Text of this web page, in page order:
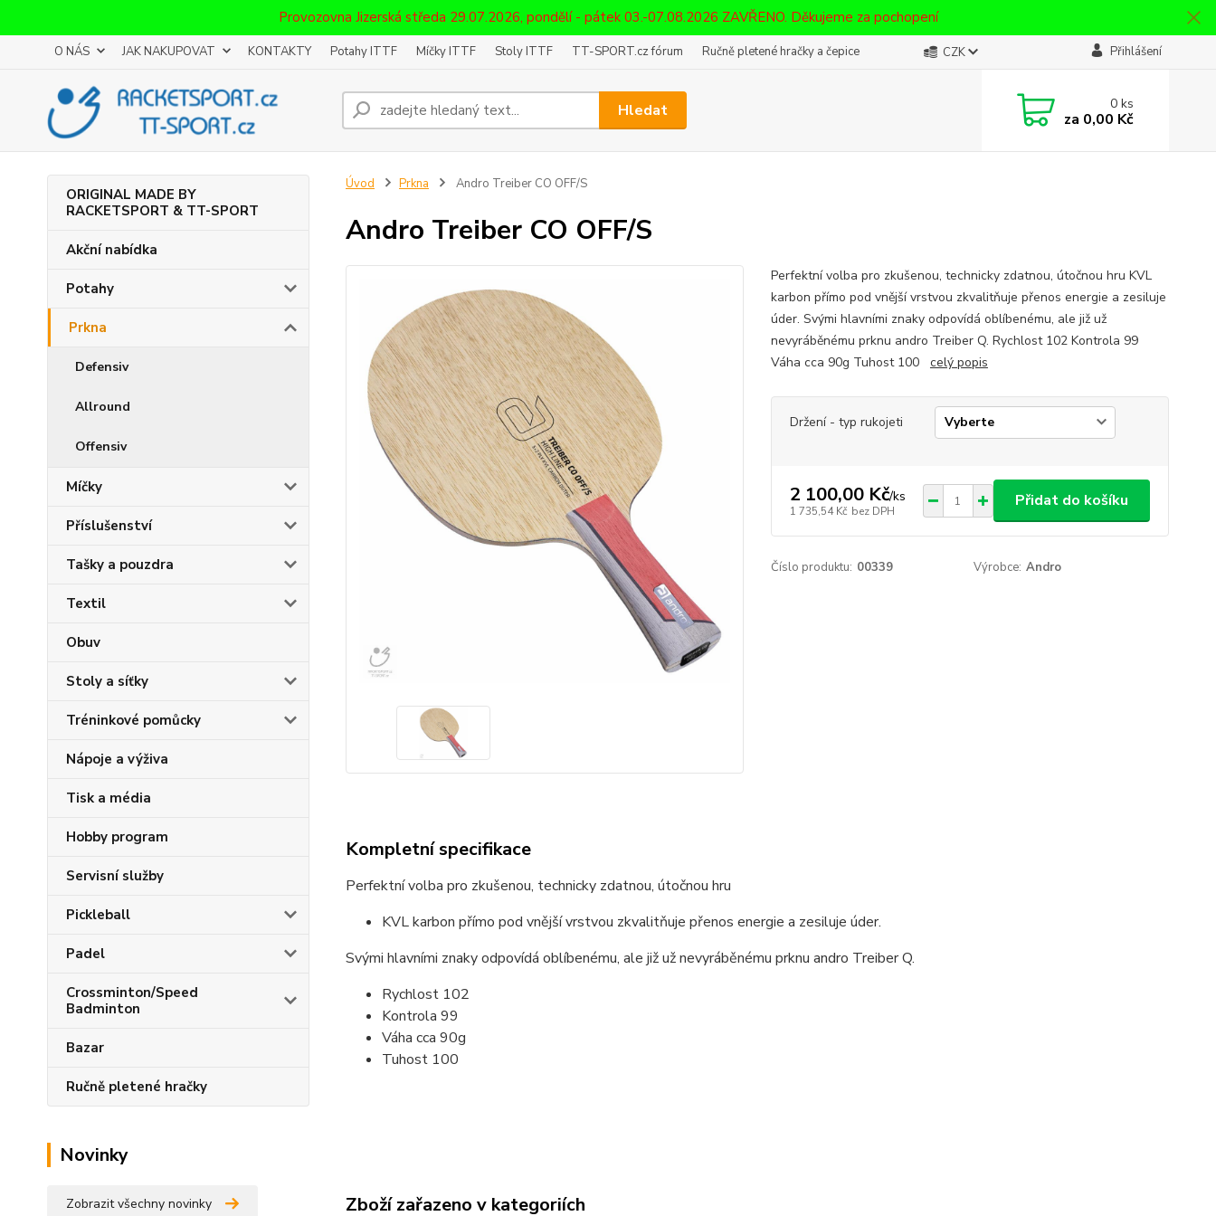
Provozovna Jizerská středa 29.07.2026, pondělí - pátek 03.-07.08.2026 ZAVŘENO. Děkujeme za pochopení
O NÁS JAK NAKUPOVAT KONTAKTY Potahy ITTF Míčky ITTF Stoly ITTF TT-SPORT.cz fórum Ručně pletené hračky a čepice CZK Přihlášení
Hledat 0ks
za 0,00 Kč
ORIGINAL MADE BY
RACKETSPORT & TT-SPORT
Akční nabídka
Potahy
Prkna
Defensiv
Allround
Offensiv
Míčky
Příslušenství
Tašky a pouzdra
Textil
Obuv
Stoly a síťky
Tréninkové pomůcky
Nápoje a výživa
Tisk a média
Hobby program
Servisní služby
Pickleball
Padel
Crossminton/Speed
Badminton
Bazar
Ručně pletené hračky
Novinky
Zobrazit všechny novinky
Úvod Prkna Andro Treiber CO OFF/S
Andro Treiber CO OFF/S
Perfektní volba pro zkušenou, technicky zdatnou, útočnou hru KVL
karbon přímo pod vnější vrstvou zkvalitňuje přenos energie a zesiluje
úder. Svými hlavními znaky odpovídá oblíbenému, ale již už
nevyráběnému prknu andro Treiber Q. Rychlost 102 Kontrola 99
Váha cca 90g Tuhost 100 celý popis
Držení - typ rukojeti
2 100,00 Kč/ks
1 735,54 Kč bez DPH
Přidat do košíku
Číslo produktu: 00339 Výrobce: Andro
Kompletní specifikace
Perfektní volba pro zkušenou, technicky zdatnou, útočnou hru
KVL karbon přímo pod vnější vrstvou zkvalitňuje přenos energie a zesiluje úder.
Svými hlavními znaky odpovídá oblíbenému, ale již už nevyráběnému prknu andro Treiber Q.
Rychlost 102
Kontrola 99
Váha cca 90g
Tuhost 100
Zboží zařazeno v kategoriích